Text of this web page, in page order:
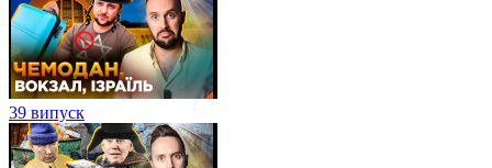
39 випуск